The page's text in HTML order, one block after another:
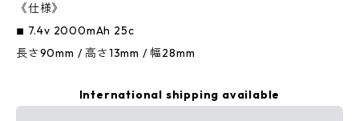
《仕様》
◾︎ 7.4v 2000mAh 25c
長さ90mm / 高さ13mm / 幅28mm
International shipping available